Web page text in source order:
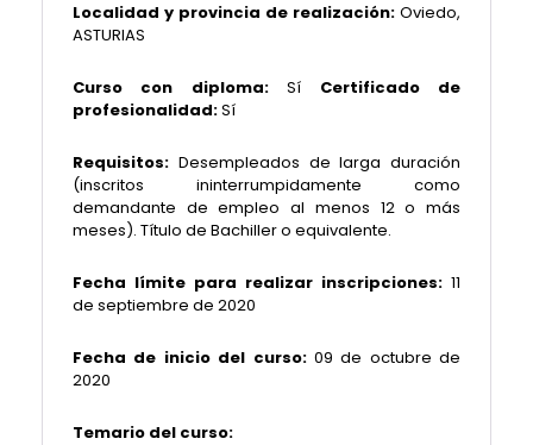
Localidad y provincia de realización: Oviedo,
ASTURIAS
Curso con diploma:Sí Certificado de
profesionalidad:Sí
Requisitos: Desempleados de larga duración
(inscritos ininterrumpidamente como
demandante de empleo al menos 12 o más
meses). Título de Bachiller o equivalente.
Fecha límite para realizar inscripciones: 11
de septiembre de 2020
Fecha de inicio del curso:09 de octubre de
2020
Temario del curso: